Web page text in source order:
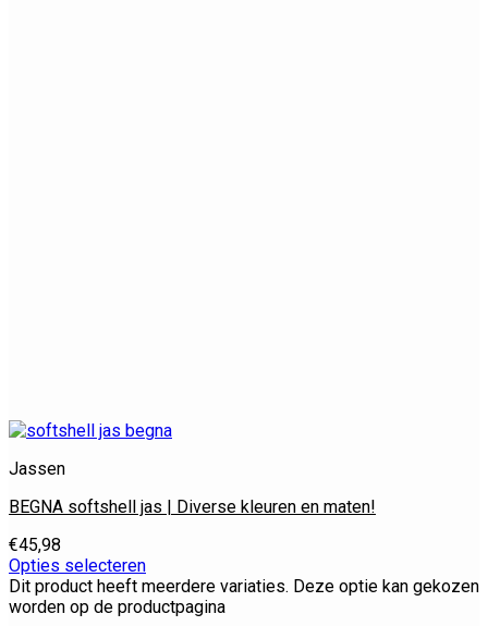
Jassen
BEGNA softshell jas | Diverse kleuren en maten!
€45,98
Opties selecteren
Dit product heeft meerdere variaties. Deze optie kan gekozen
worden op de productpagina